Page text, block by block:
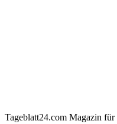
Tageblatt24.com Magazin